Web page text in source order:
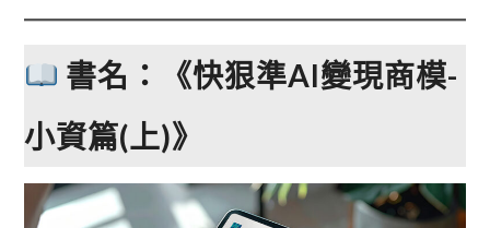
書名：《快狠準AI變現商模-
小資篇(上)》